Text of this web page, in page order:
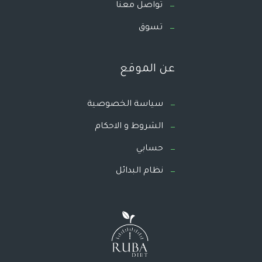
تواصل معنا
تسوق
عن الموقع
سياسة الخصوصية
الشروط و الاحكام
حسابي
نظام البدائل